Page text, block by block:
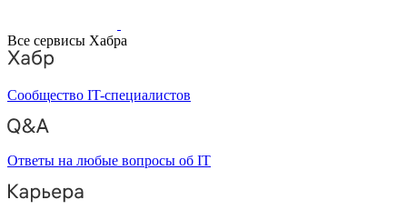
Все сервисы Хабра
Сообщество IT-специалистов
Ответы на любые вопросы об IT